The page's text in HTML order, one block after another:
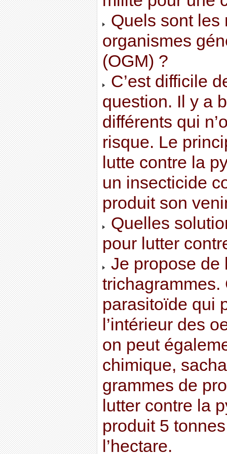
Quels sont les
organismes
(OGM) ?
C’est difficile
question. Il y a
différents qui
risque. Le
lutte contre la
un insecticide
produit son
Quelles
pour lutter
Je propose de
trichagrammes.
parasitoïde qui
l’intérieur des
on peut
chimique,
grammes de
lutter contre la
produit 5
l’hectare.